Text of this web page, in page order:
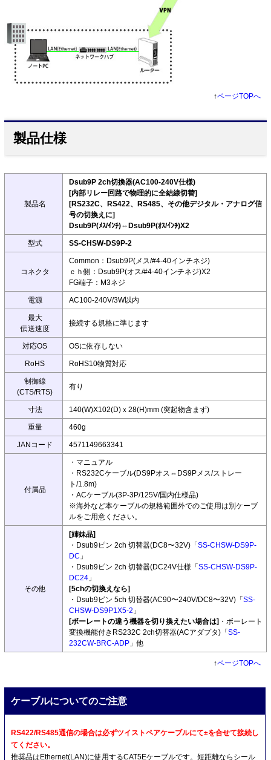
↑ページTOPへ
製品仕様
製品名
Dsub9P 2ch切換器(AC100-240V仕様)
[内部リレー回路で物理的に全結線切替]
[RS232C、RS422、RS485、その他デジタル・アナログ信
号の切換えに]
Dsub9P(ﾒｽ/ｲﾝﾁ)⇔Dsub9P(ｵｽ/ｲﾝﾁ)X2
型式 SS-CHSW-DS9P-2
コネクタ
Common：Dsub9P(メス/#4-40インチネジ)
ｃｈ側：Dsub9P(オス/#4-40インチネジ)X2
FG端子：M3ネジ
電源 AC100-240V/3W以内
最大
伝送速度
接続する規格に準じます
対応OS OSに依存しない
RoHS RoHS10物質対応
制御線
(CTS/RTS)
有り
寸法 140(W)X102(D)ｘ28(H)mm (突起物含まず)
重量 460g
JANコード 4571149663341
付属品
・マニュアル
・RS232Cケーブル(DS9Pオス⇔DS9Pメス/ストレー
ト/1.8m)
・ACケーブル(3P-3P/125V/国内仕様品)
※海外など本ケーブルの規格範囲外でのご使用は別ケーブ
ルをご用意ください。
その他
[姉妹品]
・Dsub9ピン 2ch 切替器(DC8〜32V)「SS-CHSW-DS9P-
DC 」
・Dsub9ピン 2ch 切替器(DC24V仕様「SS-CHSW-DS9P-
DC24」
[5chの切換えなら]
・Dsub9ピン 5ch 切替器(AC90〜240V/DC8〜32V)「SS-
CHSW-DS9P1X5-2 」
[ボーレートの違う機器を切り換えたい場合は]・ボーレート
変換機能付きRS232C 2ch切替器(ACアダプタ)「SS-
232CW-BRC-ADP」他
↑ページTOPへ
ケーブルについてのご注意
RS422/RS485通信の場合は必ずツイストペアケーブルにて±を合せて接続し
てください。
推奨品はEthernet(LAN)に使用するCAT5Eケーブルです。短距離ならシール